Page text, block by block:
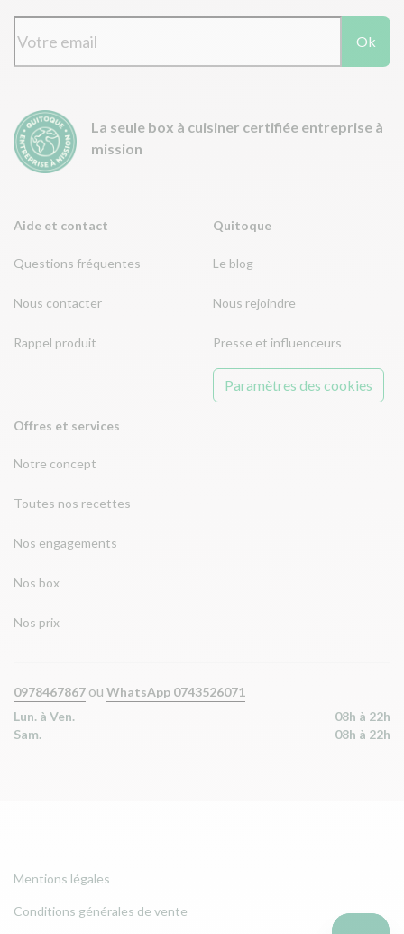
Aide et contact
Questions fréquentes
Nous contacter
Rappel produit
Offres et services
Notre concept
Toutes nos recettes
Nos engagements
Nos box
Nos prix
Quitoque
Le blog
Nous rejoindre
Presse et influenceurs
Paramètres des cookies
Ok
La seule box à cuisiner certifiée entreprise à
mission
0978467867 ou WhatsApp 0743526071
Lun. à Ven.
08h à 22h
Sam.
08h à 22h
Mentions légales
Conditions générales de vente